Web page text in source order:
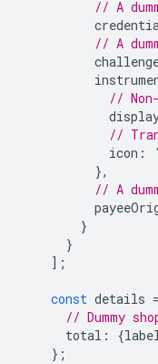
// A
// A
//
//
icon :
},
// A
}
}
];
const details =
// Dummy
total : {
};